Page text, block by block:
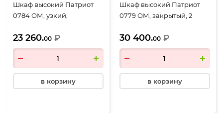
Шкаф высокий Патриот
0784 ОМ, узкий,
460*460*1970, миланский
орех
23 260.00 ₽
в корзину
Шкаф высокий Патриот
0779 ОМ, закрытый, 2
миланский орех
30 400.00 ₽
в корзину